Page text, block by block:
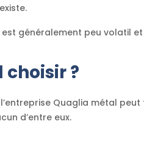
est généralement peu volatil
?
Quaglia métal
d’entre eux.